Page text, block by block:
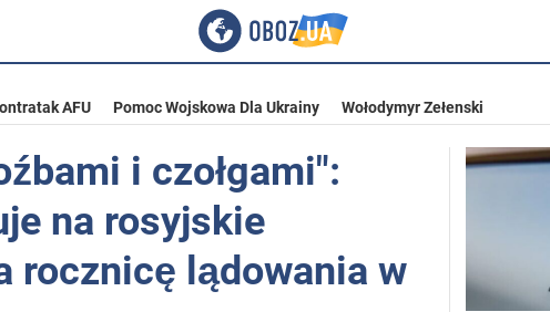
AFU Pomoc Wojskowa Dla Ukrainy Wołodymyr Zełenski
i czołgami":
na rosyjskie
rocznicę lądowania w